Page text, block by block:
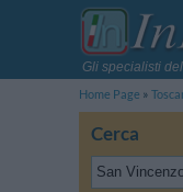
Gli specialisti
Home Page
Cerca